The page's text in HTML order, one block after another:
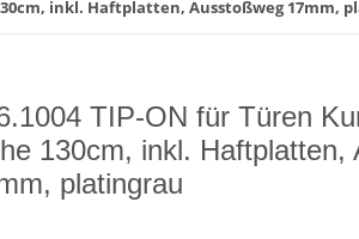
inkl. Haftplatten, Ausstoßweg 17mm,
TIP-ON für Türen
130cm, inkl. Haftplatten,
platingrau